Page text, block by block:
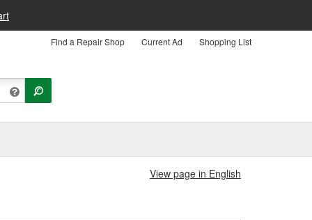
Find a Repair Shop Current Ad Shopping List
View page in English